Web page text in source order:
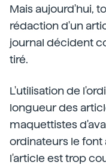
Mais aujourd'hui,
rédaction d'un
journal décident
tiré.
L'utilisation de
longueur des
maquettistes
ordinateurs le font
l'article est trop